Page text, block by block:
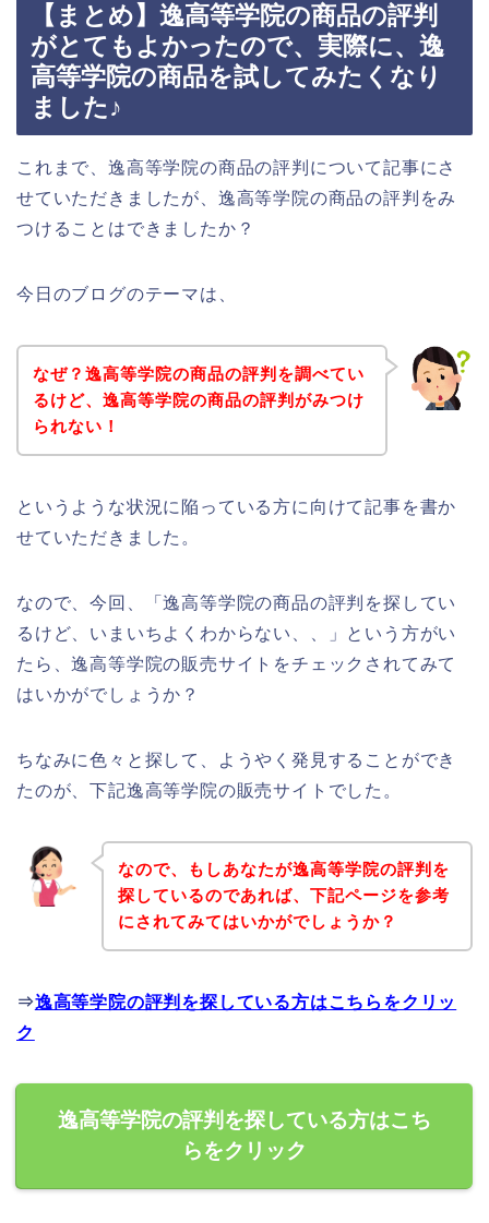
【まとめ】逸高等学院の商品の評判
がとてもよかったので、実際に、逸
高等学院の商品を試してみたくなり
ました♪
これまで、逸高等学院の商品の評判について記事にさ
せていただきましたが、逸高等学院の商品の評判をみ
つけることはできましたか？
今日のブログのテーマは、
なぜ？逸高等学院の商品の評判を調べてい
るけど、逸高等学院の商品の評判がみつけ
られない！
というような状況に陥っている方に向けて記事を書か
せていただきました。
なので、今回、「逸高等学院の商品の評判を探してい
るけど、いまいちよくわからない、、」という方がい
たら、逸高等学院の販売サイトをチェックされてみて
はいかがでしょうか？
ちなみに色々と探して、ようやく発見することができ
たのが、下記逸高等学院の販売サイトでした。
なので、もしあなたが逸高等学院の評判を
探しているのであれば、下記ページを参考
にされてみてはいかがでしょうか？
⇒逸高等学院の評判を探している方はこちらをクリッ
ク
逸高等学院の評判を探している方はこち
らをクリック